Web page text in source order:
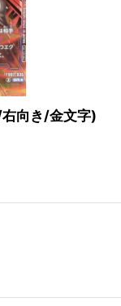
向き/金文字)